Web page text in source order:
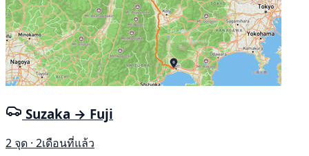
Suzaka → Fuji
2 จุด · 2เดือนที่แล้ว